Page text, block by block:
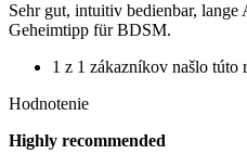
Sehr gut, intuitiv bedienbar,
Geheimtipp für BDSM.
1 z 1 zákazníkov našlo túto
Hodnotenie
Highly recommended